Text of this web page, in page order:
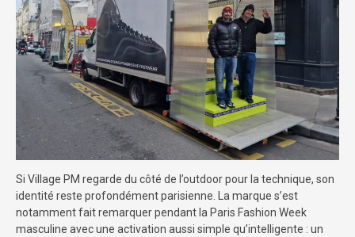
Si Village PM regarde du côté de l’outdoor pour la technique, son
identité reste profondément parisienne. La marque s’est
notamment fait remarquer pendant la Paris Fashion Week
masculine avec une activation aussi simple qu’intelligente : un